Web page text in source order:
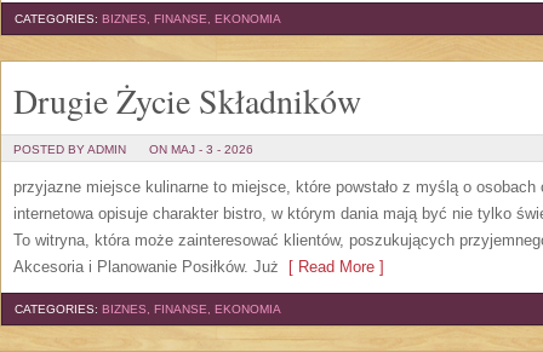
CATEGORIES: BIZNES, FINANSE, EKONOMIA
Drugie Życie Składników
POSTED BY ADMIN ON MAJ - 3 - 2026
przyjazne miejsce kulinarne to miejsce, które powstało z myślą o
internetowa opisuje charakter bistro, w którym dania mają być nie tylko
To witryna, która może zainteresować klientów, poszukujących
Akcesoria i Planowanie Posiłków. Już [ Read More ]
CATEGORIES: BIZNES, FINANSE, EKONOMIA